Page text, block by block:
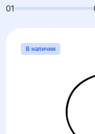
01
В наличии